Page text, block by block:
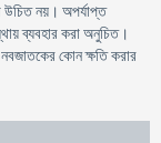
উচিত নয়। অপর্যাপ্ত
ব্যবহার করা অনুচিত।
কোন ক্ষতি করার